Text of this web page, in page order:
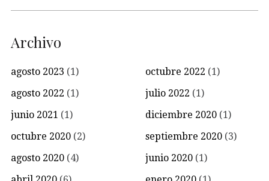
Archivo
agosto 2023 (1) octubre 2022 (1)
agosto 2022 (1) julio 2022 (1)
junio 2021 (1) diciembre 2020 (1)
octubre 2020 (2) septiembre 2020 (3)
agosto 2020 (4) junio 2020 (1)